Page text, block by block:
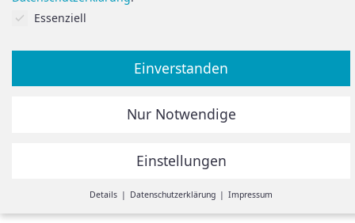
Die durchgestrichenen Preise entsprechen dem bisherigen
© Spiegelando 2024
Withdraw from contract
Cookies auf Sie abgestimmt.
Essenziell
Einverstanden
Nur Notwendige
Einstellungen
Details Datenschutzerklärung Impressum
Einstellungen